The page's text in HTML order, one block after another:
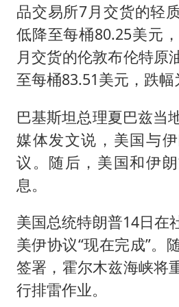
品交易所7月交货的轻
低降至每桶80.25美元
月交货的伦敦布伦特原
至每桶83.51美元，跌幅
巴基斯坦总理夏巴兹当
媒体发文说，美国与
议。随后，美国和伊
息。
美国总统特朗普14日在
美伊协议“现在完成”。
签署，霍尔木兹海峡将
行排雷作业。